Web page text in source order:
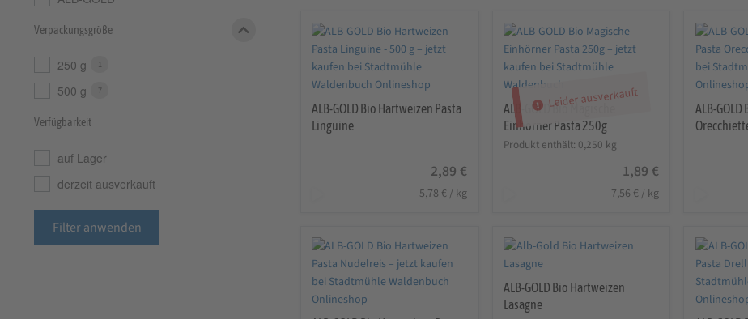
ALB-GOLD Bio Hartweizen Pasta
Linguine
2,89 €
5,78 € / kg
Leider ausverkauft
ALB-GOLD Bio Magische
Einhörner Pasta 250g
Produkt enthält: 0,250 kg
1,89 €
7,56 € / kg
ALB-
ALB-GOLD Bio Hartweizen
Lasagne
Verpackungsgröße
250 g 1
500 g 7
Verfügbarkeit
auf Lager
derzeit ausverkauft
Filter anwenden